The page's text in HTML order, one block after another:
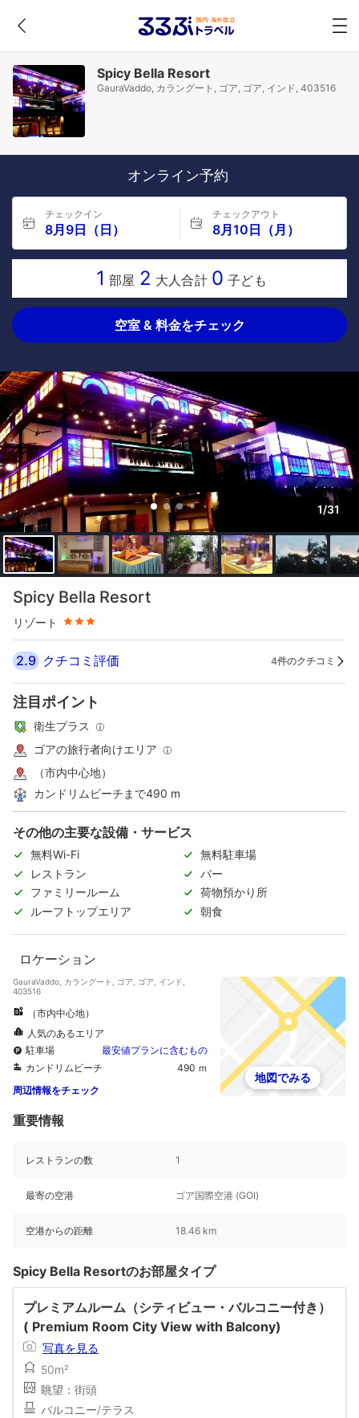
Spicy Bella Resort
GauraVaddo, カラングート, ゴア, ゴア, インド, 403516
オンライン予約
チェックイン
8月9日（日）
チェックアウト
8月10日（月）
1 部屋 2 大人合計 0 子ども
空室 & 料金をチェック
1/31
Spicy Bella Resort
リゾート
星評価 3つ星
2.9 クチコミ評価 4件のクチコミ
注目ポイント
衛生プラス
ゴアの旅行者向けエリア
（市内中心地）
カンドリムビーチまで490 m
その他の主要な設備・サービス
無料Wi-Fi
無料駐車場
レストラン
バー
ファミリールーム
荷物預かり所
ルーフトップエリア
朝食
ロケーション
GauraVaddo, カラングート, ゴア, ゴア, インド,
403516
（市内中心地）
人気のあるエリア
駐車場
最安値プランに含むもの
カンドリムビーチ
490 ｍ
周辺情報をチェック
地図でみる
重要情報
レストランの数 1
最寄の空港 ゴア国際空港 (GOI)
空港からの距離 18.46 km
Spicy Bella Resortのお部屋タイプ
プレミアムルーム（シティビュー・バルコニー付き）
( Premium Room City View with Balcony)
写真を見る
50m²
眺望：街頭
バルコニー/テラス